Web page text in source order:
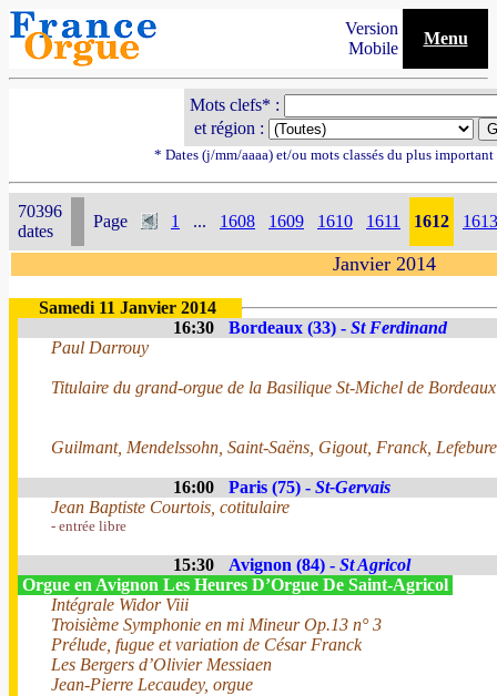
Version
Mobile
Menu
Mots clefs* :
et région :
* Dates (j/mm/aaaa) et/ou mots classés du plus
70396
dates
Page 1 ... 1608 1609 1610 1611 1612 1613
Janvier 2014
Samedi 11 Janvier 2014
16:30
Bordeaux (33) - St Ferdinand
Paul Darrouy
Titulaire du grand-orgue de la Basilique St-Michel de Bordeaux
Guilmant, Mendelssohn, Saint-Saëns, Gigout, Franck,
16:00 Paris (75) - St-Gervais
Jean Baptiste Courtois, cotitulaire
- entrée libre
15:30 Avignon (84) - St Agricol
Orgue en Avignon Les Heures D’Orgue De Saint-Agricol
Intégrale Widor Viii
Troisième Symphonie en mi Mineur Op.13 n° 3
Prélude, fugue et variation de César Franck
Les Bergers d’Olivier Messiaen
Jean-Pierre Lecaudey, orgue